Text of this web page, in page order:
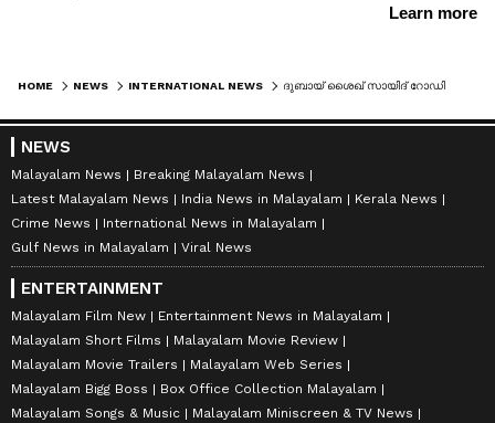
HOME NEWS INTERNATIONAL NEWS
NEWS
Malayalam News
Breaking Malayalam News
Latest Malayalam News
India News in Malayalam
Kerala News
Crime News
International News in Malayalam
Gulf News in Malayalam
Viral News
ENTERTAINMENT
Malayalam Film New
Entertainment News in Malayalam
Malayalam Short Films
Malayalam Movie Review
Malayalam Movie Trailers
Malayalam Web Series
Malayalam Bigg Boss
Box Office Collection Malayalam
Malayalam Songs & Music
Malayalam Miniscreen & TV News